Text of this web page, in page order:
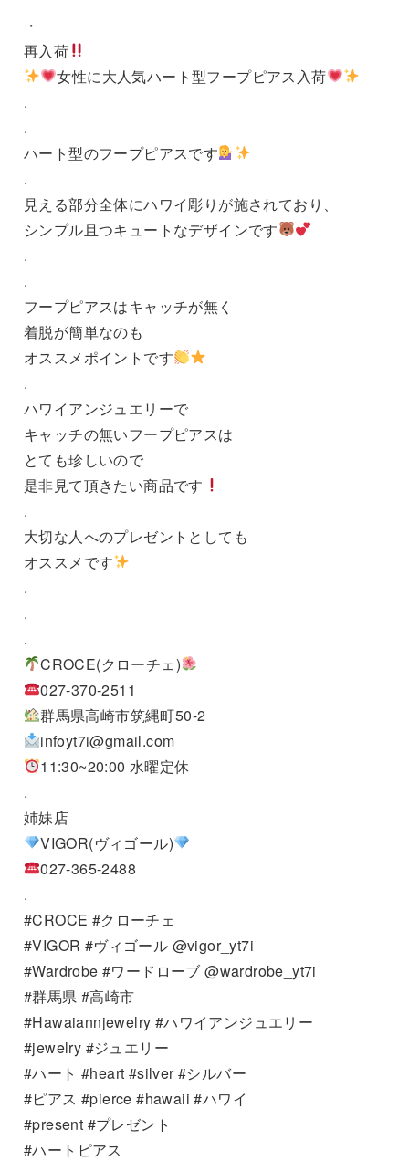
・
再入荷
女性に大人気ハート型フープピアス入荷
.
.
ハート型のフープピアスです
.
見える部分全体にハワイ彫りが施されており、
シンプル且つキュートなデザインです
.
.
フープピアスはキャッチが無く
着脱が簡単なのも
オススメポイントです
.
ハワイアンジュエリーで
キャッチの無いフープピアスは
とても珍しいので
是非見て頂きたい商品です
.
大切な人へのプレゼントとしても
オススメです
.
.
.
CROCE(クローチェ)
027-370-2511
群馬県高崎市筑縄町50-2
infoyt7i@gmail.com
11:30~20:00 水曜定休
.
姉妹店
VIGOR(ヴィゴール)
027-365-2488
.
#CROCE #クローチェ
#VIGOR #ヴィゴール @vigor_yt7i
#Wardrobe #ワードローブ @wardrobe_yt7i
#群馬県 #高崎市
#Hawaiannjewelry #ハワイアンジュエリー
#jewelry #ジュエリー
#ハート #heart #silver #シルバー
#ピアス #pierce #hawaii #ハワイ
#present #プレゼント
#ハートピアス